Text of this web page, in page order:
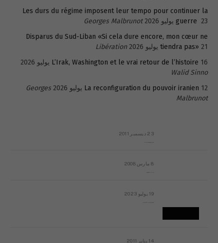
Les durs du régime imposent leur tempo pour continuer la
guerre 23 يوليو 2026
Georges Malbrunot
Disparus du Sud-Liban «Si cela dure encore, mon cœur ne
tiendra pas» 21 يوليو 2026
Libération
L’Irak, Washington et le vrai retour de l’histoire 16 يوليو 2026
Walid Sinno
La reconfiguration du pouvoir iranien 12 يوليو 2026
Georges
Malbrunot
23 ديسمبر 2011
8 مارس 2008
19 يوليو 2023
14 يناير 2011